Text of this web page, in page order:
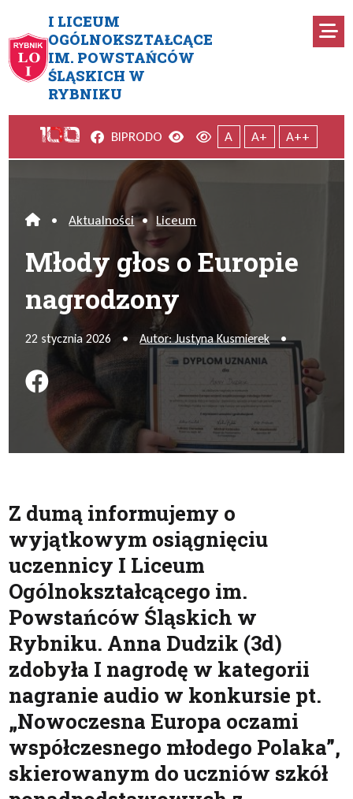
I LICEUM
OGÓLNOKSZTAŁCĄCE
IM. POWSTAŃCÓW
ŚLĄSKICH W
RYBNIKU
Młody głos o Europie
Facebook
BIPRODO Wersja kontrastowa
Wersja domyślna
A A+ A++
Home
• Aktualności • Liceum
Młody głos o Europie
nagrodzony
22 stycznia 2026 • Autor: Justyna Kusmierek •
Podziel się na FB
Z dumą informujemy o
wyjątkowym osiągnięciu
uczennicy I Liceum
Ogólnokształcącego im.
Powstańców Śląskich w
Rybniku. Anna Dudzik (3d)
zdobyła I nagrodę w kategorii
nagranie audio w konkursie pt.
„Nowoczesna Europa oczami
współczesnego młodego Polaka”,
skierowanym do uczniów szkół